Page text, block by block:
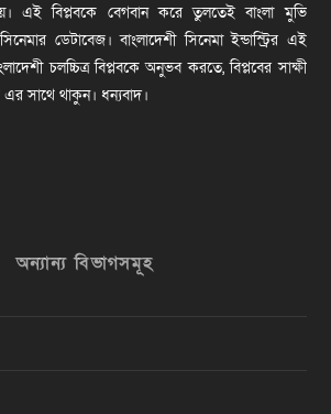
এই বিপ্লবকে বেগবান করে তুলতেই বাংলা মুভি
ডেটাবেজ। বাংলাদেশী সিনেমা ইন্ডাস্ট্রির এই
চলচ্চিত্র বিপ্লবকে অনুভব করতে, বিপ্লবের সাক্ষী
এর সাথে থাকুন। ধন্যবাদ।
অন্যান্য বিভাগসমূহ